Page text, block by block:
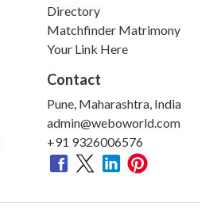
Directory
Matchfinder Matrimony
Your Link Here
Contact
Pune, Maharashtra, India
admin@weboworld.com
+91 9326006576